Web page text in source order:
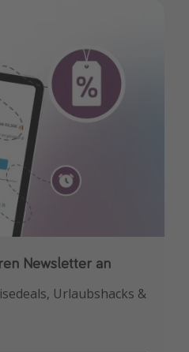
Newsletter an
Urlaubshacks &
als